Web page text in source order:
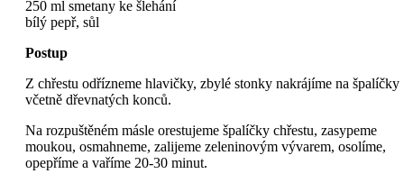
250 ml smetany ke šlehání
bílý pepř, sůl
Postup
Z chřestu odřízneme hlavičky, zbylé stonky nakrájíme na špalíčky
včetně dřevnatých konců.
Na rozpuštěném másle orestujeme špalíčky chřestu, zasypeme
moukou, osmahneme, zalijeme zeleninovým vývarem, osolíme,
opepříme a vaříme 20-30 minut.